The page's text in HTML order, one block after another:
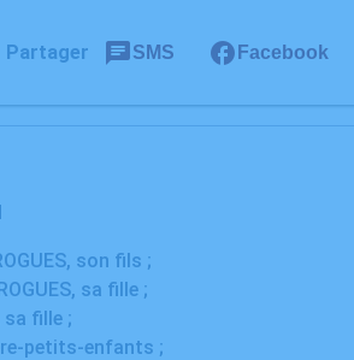
Partager SMS Facebook
son fils ;
sa fille ;
sa fille ;
petits-enfants ;